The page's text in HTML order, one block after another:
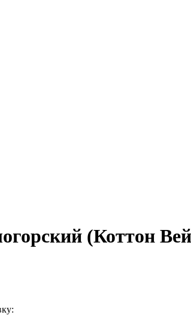
(Коттон